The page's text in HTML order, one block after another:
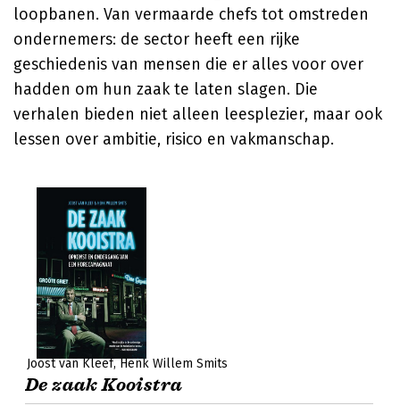
loopbanen. Van vermaarde chefs tot omstreden
ondernemers: de sector heeft een rijke
geschiedenis van mensen die er alles voor over
hadden om hun zaak te laten slagen. Die
verhalen bieden niet alleen leesplezier, maar ook
lessen over ambitie, risico en vakmanschap.
Joost van Kleef Henk Willem Smits
De zaak Kooistra